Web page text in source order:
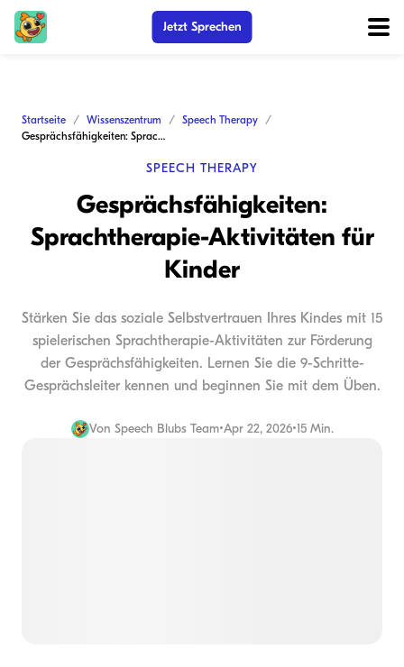
Jetzt Sprechen
Startseite Wissenszentrum
Speech Therapy
Gesprächsfähigkeiten: Sprachtherapie-Aktivitäten für Kinder
SPEECH THERAPY
Gesprächsfähigkeiten:
Sprachtherapie-Aktivitäten für
Kinder
Stärken Sie das soziale Selbstvertrauen Ihres Kindes mit 15
spielerischen Sprachtherapie-Aktivitäten zur Förderung
der Gesprächsfähigkeiten. Lernen Sie die 9-Schritte-
Gesprächsleiter kennen und beginnen Sie mit dem Üben.
Von Speech Blubs Team•Apr 22, 2026•15 Min.